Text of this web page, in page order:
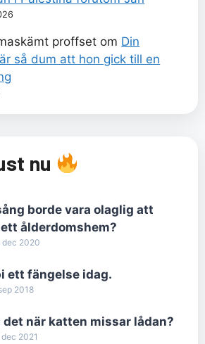
proffset om Din
så dum att hon gick till en
nu
borde vara olaglig att
ålderdomshem?
dec 2020
ett fängelse idag.
2018
det när katten missar lådan?
dec 2021